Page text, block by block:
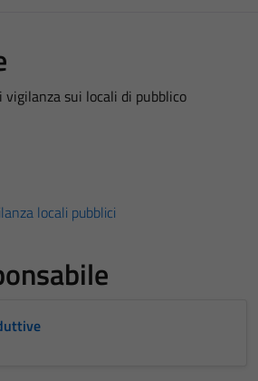
vigilanza sui locali di pubblico
locali pubblici